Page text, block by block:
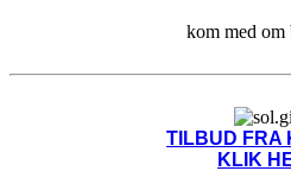
kom med om
TILBUD FRA
KLIK